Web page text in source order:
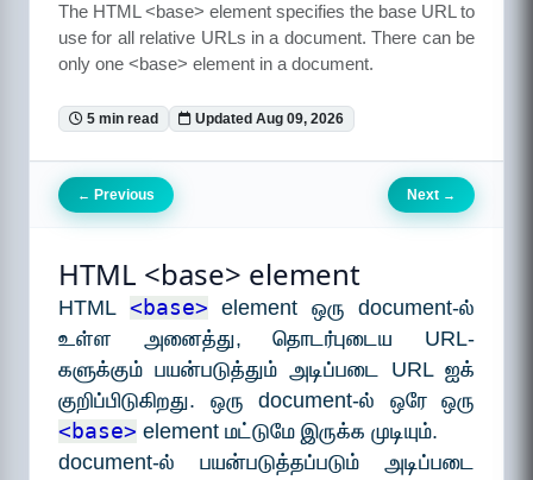
The HTML <base> element specifies the base URL to
use for all relative URLs in a document. There can be
only one <base> element in a document.
5 min read Updated Aug 09, 2026
← Previous Next →
HTML <base> element
HTML <base> element ஒரு document-ல்
உள்ள அனைத்து, தொடர்புடைய URL-
களுக்கும் பயன்படுத்தும் அடிப்படை URL ஐக்
குறிப்பிடுகிறது. ஒரு document-ல் ஒரே ஒரு
<base> element மட்டுமே இருக்க முடியும்.
document-ல் பயன்படுத்தப்படும் அடிப்படை